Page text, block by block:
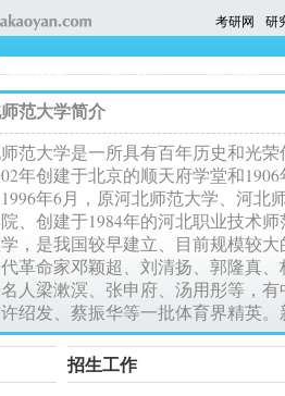
考研网 研
院系设置 招生公告 导师介绍
范大学简介
范大学是一所具有百年历史和光
年创建于北京的顺天府学堂和
年6月，原河北师范大学、河北
、创建于1984年的河北职业技术
，是我国较早建立、目前规模较
革命家邓颖超、刘清扬、郭隆真
人梁漱溟、张申府、汤用彤等，
绍发、蔡振华等一批体育界精英。
招生工作